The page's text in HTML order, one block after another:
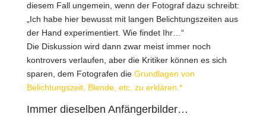
diesem Fall ungemein, wenn der Fotograf dazu schreibt:
„Ich habe hier bewusst mit langen Belichtungszeiten aus
der Hand experimentiert. Wie findet Ihr…“
Die Diskussion wird dann zwar meist immer noch
kontrovers verlaufen, aber die Kritiker können es sich
sparen, dem Fotografen die Grundlagen von
Belichtungszeit, Blende, etc. zu erklären.*
Immer dieselben Anfängerbilder…